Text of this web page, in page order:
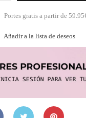
Portes gratis a partir de
Añadir a la lista de deseos